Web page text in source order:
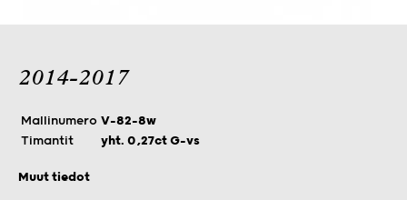
2014-2017
Mallinumero V-82-8w
Timantit
yht. 0,27ct G-vs
Muut tiedot